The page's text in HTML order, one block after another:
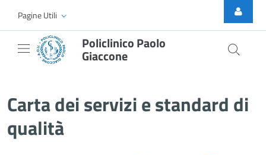
Skip to Main Content
Pagine Utili
Policlinico Paolo
Giaccone
Carta dei servizi e standard di
qualità